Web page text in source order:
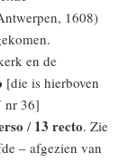
1608)
en de
[die is hierboven
nr 36]
/ 13 recto. Zie
– afgezien van